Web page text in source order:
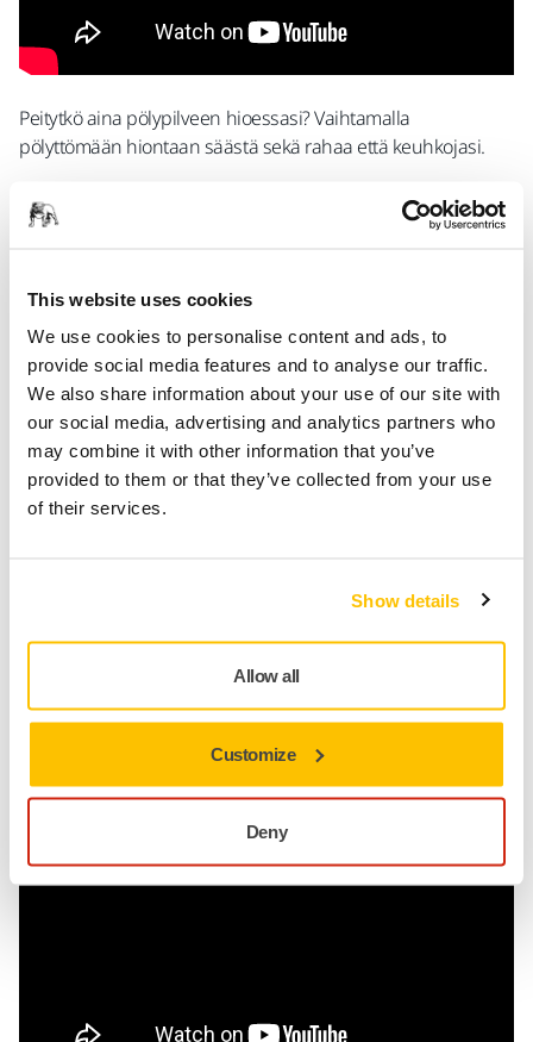
This website uses cookies
We use cookies to personalise content and ads, to
provide social media features and to analyse our traffic.
We also share information about your use of our site with
our social media, advertising and analytics partners who
may combine it with other information that you’ve
provided to them or that they’ve collected from your use
of their services.
Show details
Allow all
Customize
Deny
Peitytkö aina pölypilveen hioessasi? Vaihtamalla
pölyttömään hiontaan säästä sekä rahaa että keuhkojasi.
Kokeile Mirkan uraauurtavia hiontaratkaisuja ja katso,
kuinka pölytön työympäristö voi edistää liiketoimintaasi.
Terveellisempi työpaikka
Säästää aikaa– Ei siivoamista hionnan jälkeen ja
puhtaat hiomatuotteet hiovat tehokkaammin
Säästää rahaa– Ei tukkeutumista, joten voit hioa
pidempään samalla hiomatuotteella
Laadukas viimeistely– Hienompi hiomakuvio takaa
paremman tuloksen
Ornamenttien tekijä ja koristemaalari, Ranska
Mirkan pölyttömät ratkaisut